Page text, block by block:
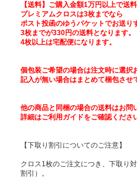
【送料】ご購入金額1万円以上で送料
プレミアムクロスは3枚までなら
ポスト投函のゆうパケットでお送り
3枚までが330円の送料となります。
4枚以上は宅配便になります。
個包装ご希望の場合は注文時に選択
記入が無い場合はまとめて梱包させ
他の商品と同梱の場合の送料はお問
詳細はご利用ガイドをご確認くださ
【下取り割引についてのご注意】
クロス1枚のご注文につき、下取り
割引）。